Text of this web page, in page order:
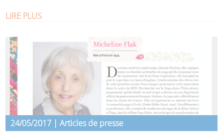
LIRE PLUS
24/05/2017 | Articles de presse